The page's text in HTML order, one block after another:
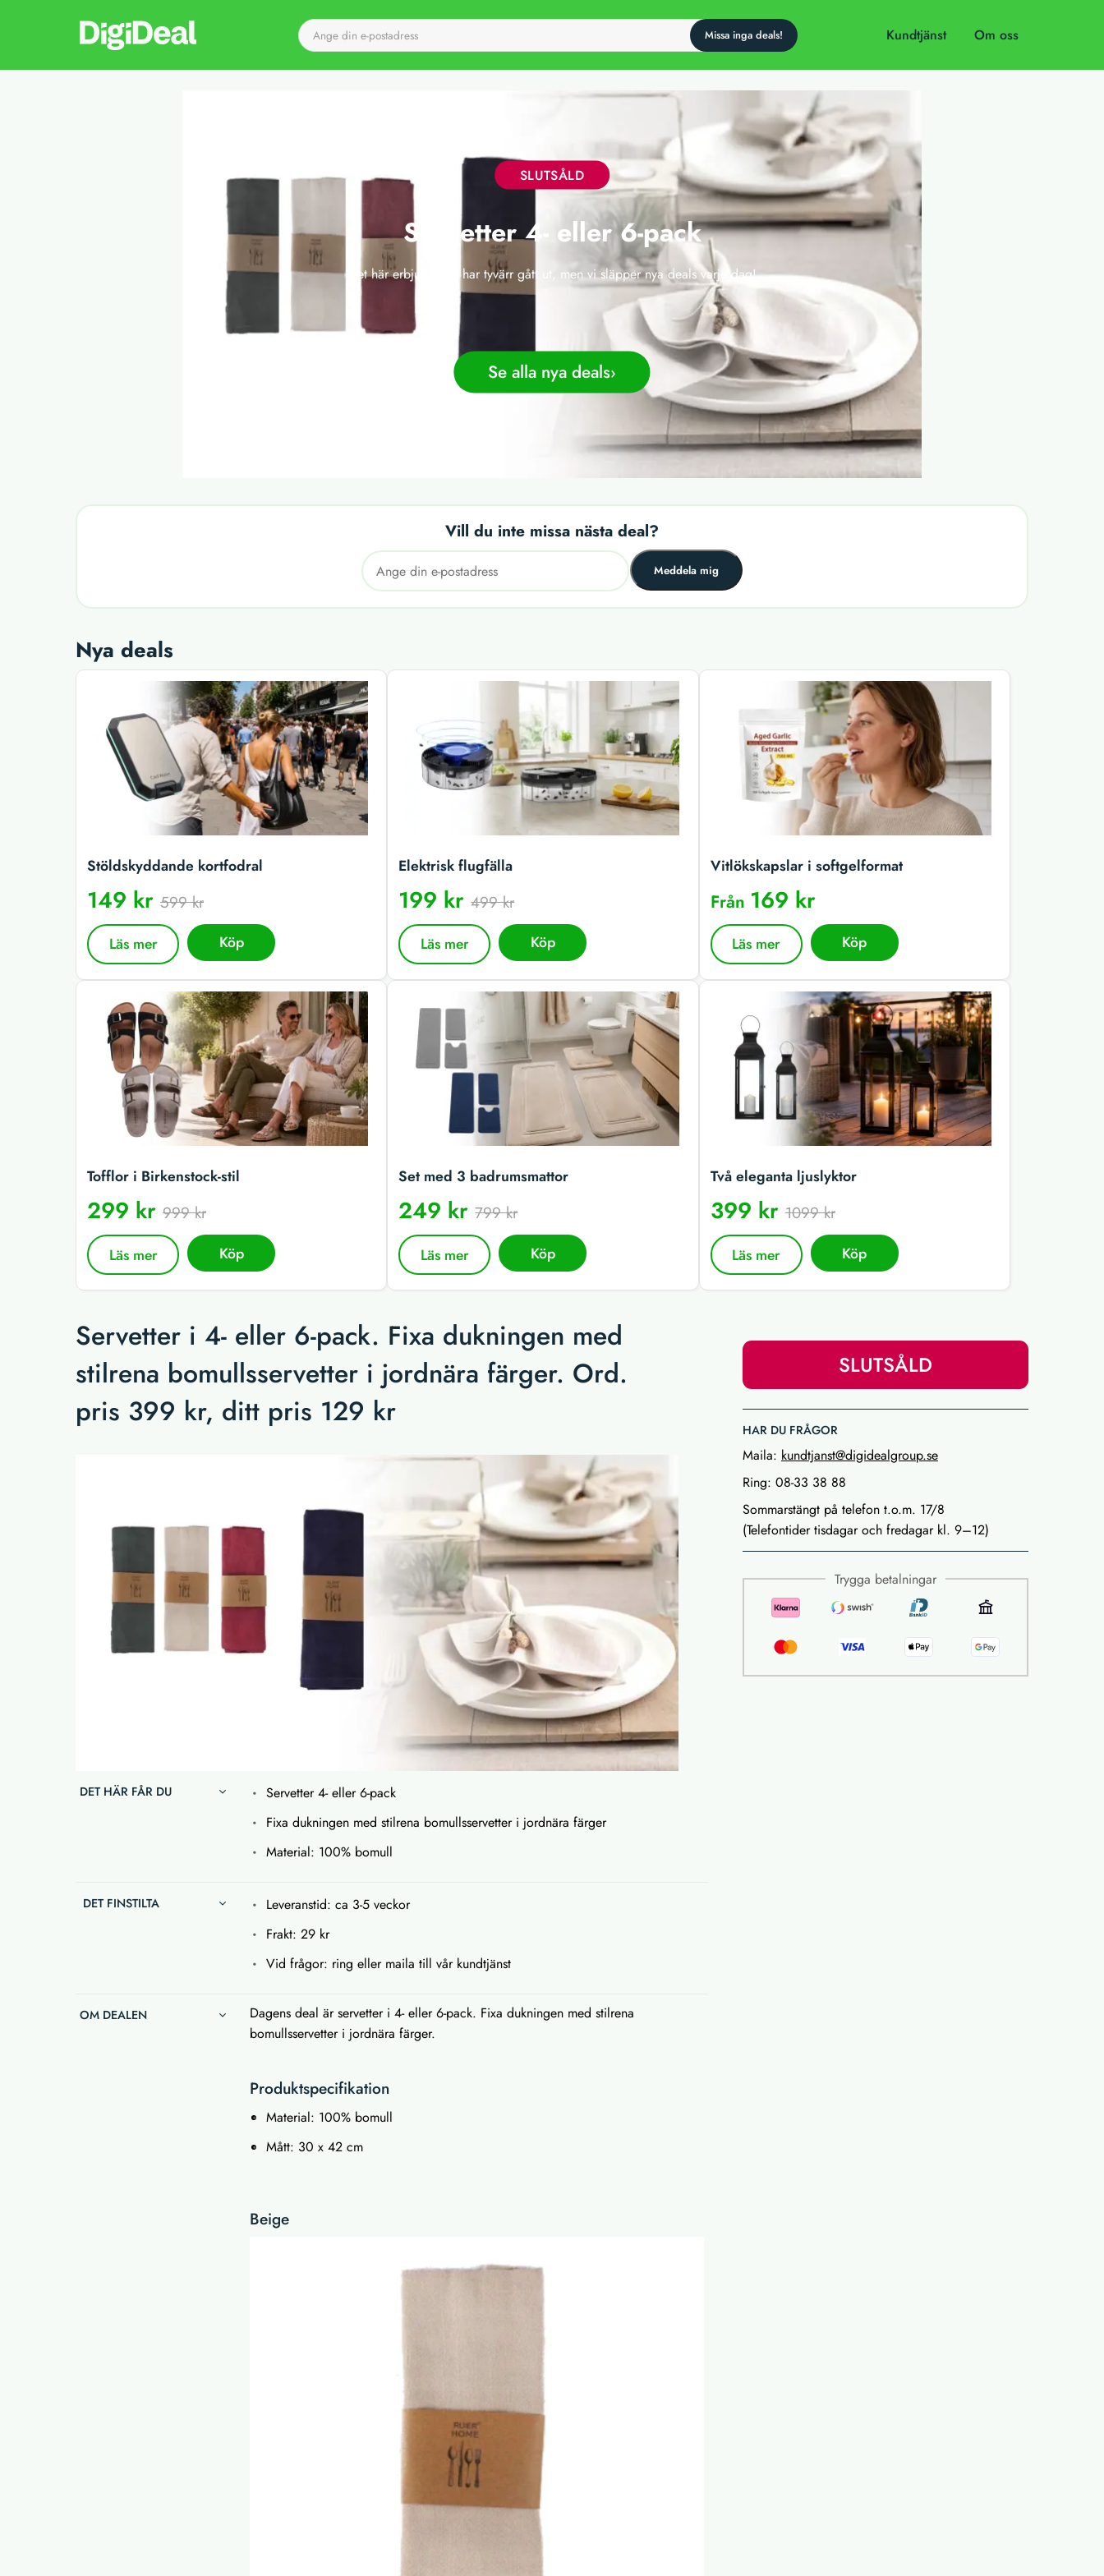
Till startsidan Kundtjänst Om oss
SLUTSÅLD
Servetter 4- eller 6-pack
Det här erbjudandet har tyvärr gått ut, men vi släpper nya deals varje dag!
Se alla nya deals
Vill du inte missa nästa deal?
Meddela mig
Nya deals
Stöldskyddande kortfodral
149 kr 599 kr
Läs mer Köp
Elektrisk flugfälla
199 kr499 kr
Läs mer Köp
Vitlökskapslar i softgelformat
Från 169 kr
Läs mer Köp
Tofflor i Birkenstock-stil
299 kr 999 kr
Läs mer Köp
Set med 3 badrumsmattor
249 kr799 kr
Läs mer Köp
Två eleganta ljuslyktor
399 kr1099 kr
Läs mer Köp
Servetter i 4- eller 6-pack. Fixa dukningen med
stilrena bomullsservetter i jordnära färger. Ord.
pris 399 kr, ditt pris 129 kr
SLUTSÅLD
HAR DU FRÅGOR
Maila: kundtjanst@digidealgroup.se
Ring: 08-33 38 88
Sommarstängt på telefon t.o.m. 17/8
(Telefontider tisdagar och fredagar kl. 9–12)
Trygga betalningar
DET HÄR FÅR DU
Servetter 4- eller 6-pack
Fixa dukningen med stilrena bomullsservetter i jordnära färger
Material: 100% bomull
DET FINSTILTA
Leveranstid: ca 3-5 veckor
Frakt: 29 kr
Vid frågor: ring eller maila till vår kundtjänst
OM DEALEN
Dagens deal är servetter i 4- eller 6-pack. Fixa dukningen med stilrena
bomullsservetter i jordnära färger.
Produktspecifikation
Material: 100% bomull
Mått: 30 x 42 cm
Beige